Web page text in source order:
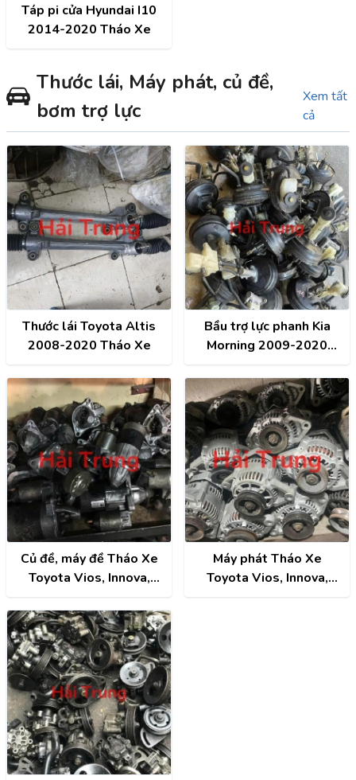
Táp pi cửa Hyundai I10
2014-2020 Tháo Xe
Thước lái, Máy phát, củ đề,
bơm trợ lực
Xem tất
cả
Thước lái Toyota Altis
2008-2020 Tháo Xe
Bầu trợ lực phanh Kia
Morning 2009-2020
Củ đề, máy đề Tháo Xe
Toyota Vios, Innova,
Hilux
Máy phát Tháo Xe
Toyota Vios, Innova,